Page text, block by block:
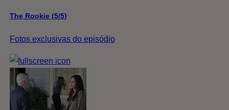
The Rookie (5/5)
Fotos exclusivas do episódio